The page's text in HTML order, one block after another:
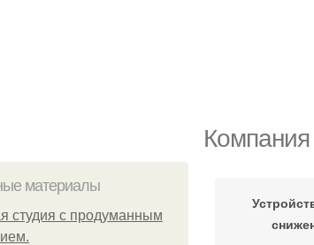
материалы
студия с продуманным